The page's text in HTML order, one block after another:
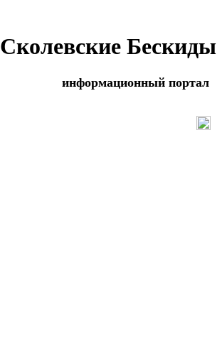
Сколевские Бескиды
информационный портал